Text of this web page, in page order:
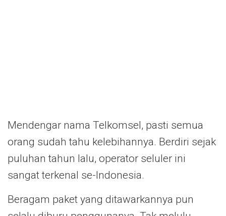
Mendengar nama Telkomsel, pasti semua
orang sudah tahu kelebihannya. Berdiri sejak
puluhan tahun lalu, operator seluler ini
sangat terkenal se-Indonesia.
Beragam paket yang ditawarkannya pun